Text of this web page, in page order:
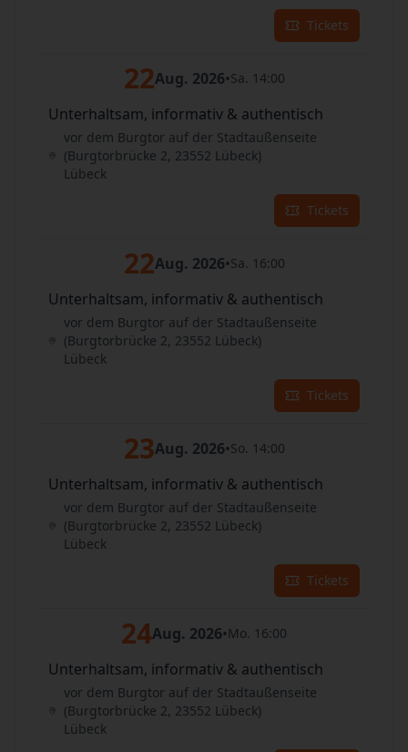
Tickets
22Aug. 2026•Sa. 14:00
Unterhaltsam, informativ & authentisch
vor dem Burgtor auf der Stadtaußenseite
(Burgtorbrücke 2, 23552 Lübeck)
Lübeck
Tickets
22Aug. 2026•Sa. 16:00
Unterhaltsam, informativ & authentisch
vor dem Burgtor auf der Stadtaußenseite
(Burgtorbrücke 2, 23552 Lübeck)
Lübeck
Tickets
23Aug. 2026•So. 14:00
Unterhaltsam, informativ & authentisch
vor dem Burgtor auf der Stadtaußenseite
(Burgtorbrücke 2, 23552 Lübeck)
Lübeck
Tickets
24Aug. 2026•Mo. 16:00
Unterhaltsam, informativ & authentisch
vor dem Burgtor auf der Stadtaußenseite
(Burgtorbrücke 2, 23552 Lübeck)
Lübeck